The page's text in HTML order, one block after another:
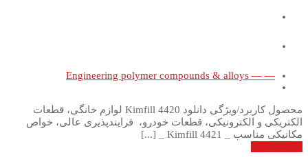
— — Engineering polymer compounds & alloys
محصول کاربرد/ویژگی دانلود Kimfill 4420 لوازم خانگی، قطعات
الکتریکی و الکترونیکی، قطعات خودرو، فرایندپذیری عالی، خواص
مکانیکی مناسب _ Kimfill 4421 _ [...]